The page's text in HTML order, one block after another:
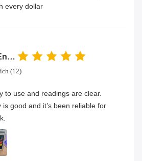
every dollar
Mark Collins – Engineer
(12)
to use and readings are clear.
is good and it’s been reliable for